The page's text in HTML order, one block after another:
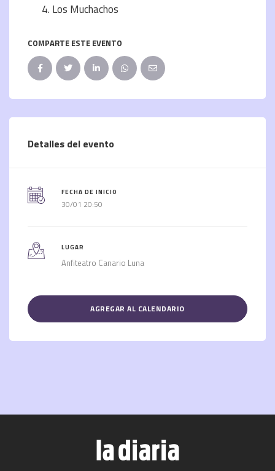
Los Muchachos
COMPARTE ESTE EVENTO
Detalles del evento
FECHA DE INICIO
30/01 20:50
LUGAR
Anfiteatro Canario Luna
AGREGAR AL CALENDARIO